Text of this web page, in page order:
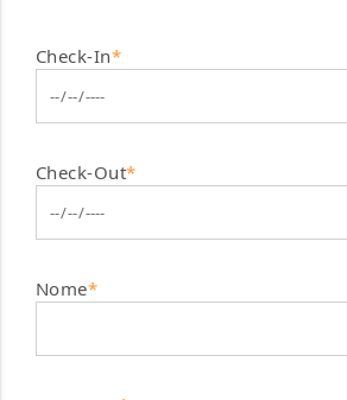
Check-In*
Check-Out*
Nome*